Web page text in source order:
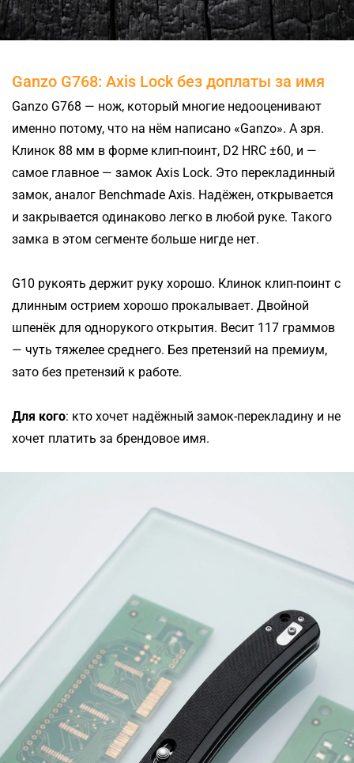
Ganzo G768: Axis Lock без доплаты за имя
Ganzo G768 — нож, который многие недооценивают
именно потому, что на нём написано «Ganzo». А зря.
Клинок 88 мм в форме клип-поинт, D2 HRC ±60, и —
самое главное — замок Axis Lock. Это перекладинный
замок, аналог Benchmade Axis. Надёжен, открывается
и закрывается одинаково легко в любой руке. Такого
замка в этом сегменте больше нигде нет.
G10 рукоять держит руку хорошо. Клинок клип-поинт с
длинным острием хорошо прокалывает. Двойной
шпенёк для однорукого открытия. Весит 117 граммов
— чуть тяжелее среднего. Без претензий на премиум,
зато без претензий к работе.
Для кого: кто хочет надёжный замок-перекладину и не
хочет платить за брендовое имя.